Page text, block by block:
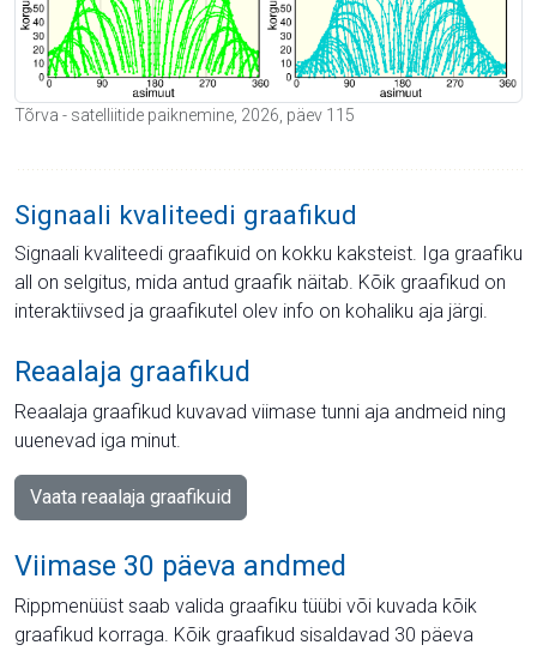
Tõrva - satelliitide paiknemine, 2026, päev 115
Signaali kvaliteedi graafikud
Signaali kvaliteedi graafikuid on kokku kaksteist. Iga graafiku
all on selgitus, mida antud graafik näitab. Kõik graafikud on
interaktiivsed ja graafikutel olev info on kohaliku aja järgi.
Reaalaja graafikud
Reaalaja graafikud kuvavad viimase tunni aja andmeid ning
uuenevad iga minut.
Vaata reaalaja graafikuid
Viimase 30 päeva andmed
Rippmenüüst saab valida graafiku tüübi või kuvada kõik
graafikud korraga. Kõik graafikud sisaldavad 30 päeva